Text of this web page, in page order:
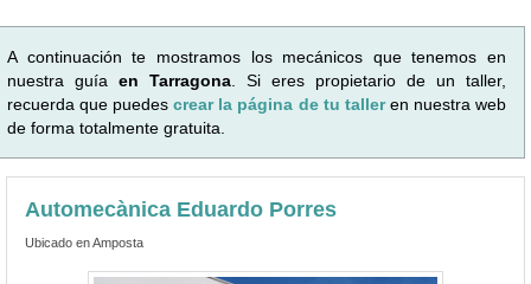
A continuación te mostramos los mecánicos que tenemos en
nuestra guía en Tarragona . Si eres propietario de un taller,
recuerda que puedescrear la página de tu talleren nuestra web
de forma totalmente gratuita.
Automecànica Eduardo Porres
Ubicado en Amposta